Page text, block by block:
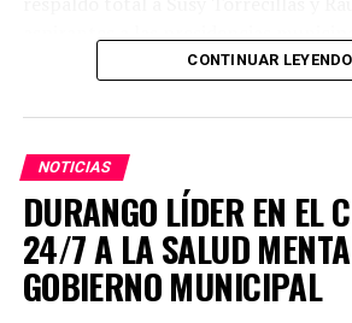
Gómez Palacio, respectivamente, a
arraigo en sus comunidades.
Dany Soto aseguró que la alianza
responde a cuotas, sino a la búsqueda
perfiles para enfrentar el reto
municipio negociado ni entregado.
equipo basado en el mérito, la
CONTINUAR LEYENDO
NOTICIAS
DURANGO LÍDER EN EL
24/7 A LA SALUD
GOBIERNO MUNICIPAL